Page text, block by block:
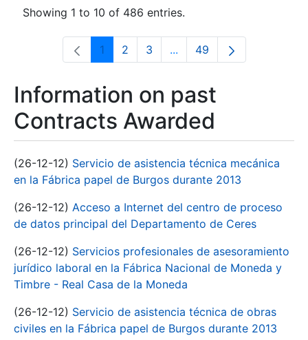
Showing 1 to 10 of 486 entries.
Page
1 Page
2 Page
3 ...Intermediate Pages Use
Page
49
Information on past
Contracts Awarded
(26-12-12) Servicio de asistencia técnica mecánica
en la Fábrica papel de Burgos durante 2013
(26-12-12) Acceso a Internet del centro de proceso
de datos principal del Departamento de Ceres
(26-12-12) Servicios profesionales de asesoramiento
jurídico laboral en la Fábrica Nacional de Moneda y
Timbre - Real Casa de la Moneda
(26-12-12) Servicio de asistencia técnica de obras
civiles en la Fábrica papel de Burgos durante 2013